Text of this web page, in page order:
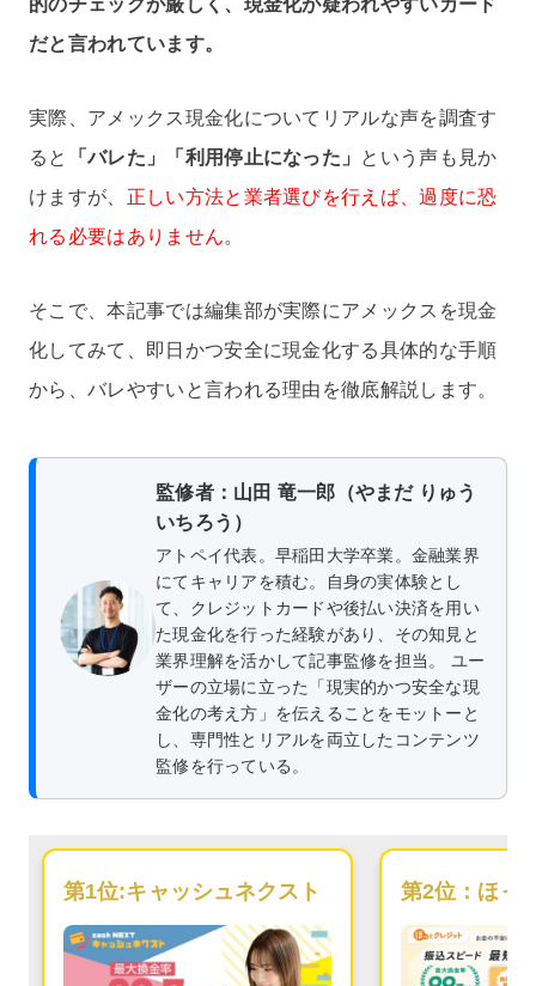
的のチェックが厳しく、現金化が疑われやすいカード
だと言われています。
実際、アメックス現金化についてリアルな声を調査す
ると
「バレた」「利用停止になった」 という声も見か
けますが、 正しい方法と業者選びを行えば、過度に恐
れる必要はありません。
そこで、本記事では編集部が実際にアメックスを現金
化してみて、即日かつ安全に現金化する具体的な手順
から、バレやすいと言われる理由を徹底解説します。
監修者：山田 竜一郎（やまだ りゅう
いちろう）
アトペイ代表。早稲田大学卒業。金融業界
にてキャリアを積む。自身の実体験とし
て、クレジットカードや後払い決済を用い
た現金化を行った経験があり、その知見と
業界理解を活かして記事監修を担当。 ユー
ザーの立場に立った「現実的かつ安全な現
金化の考え方」を伝えることをモットーと
し、専門性とリアルを両立したコンテンツ
監修を行っている。
第1位:キャッシュネクスト 第2位： ほっ